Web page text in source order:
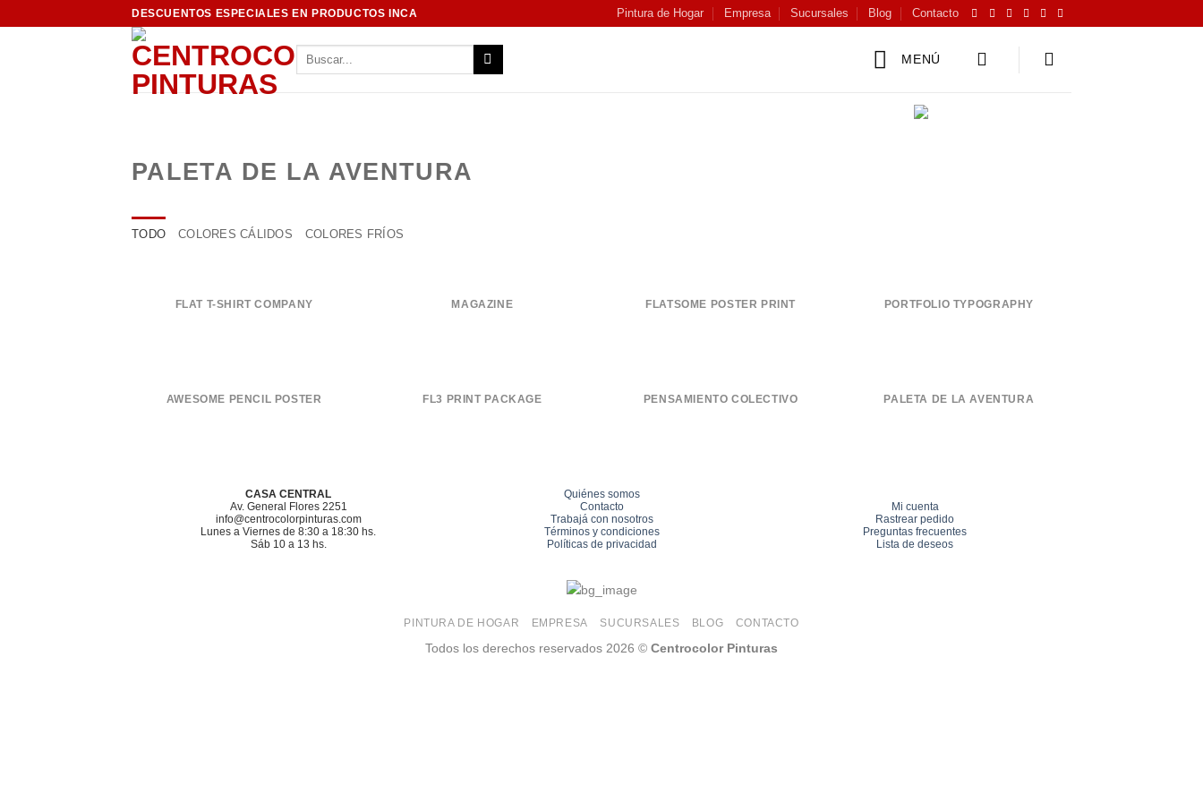
DESCUENTOS ESPECIALES EN PRODUCTOS INCA Pintura de Hogar Empresa Sucursales Blog Contacto
Buscar
MENÚ
PALETA DE LA AVENTURA
TODO COLORES CÁLIDOS COLORES FRÍOS
FLAT T-SHIRT COMPANY MAGAZINE FLATSOME POSTER PRINT PORTFOLIO TYPOGRAPHY
AWESOME PENCIL POSTER FL3 PRINT PACKAGE PENSAMIENTO COLECTIVO PALETA DE LA AVENTURA
CASA CENTRAL
Av. General Flores 2251
info@centrocolorpinturas.com
Lunes a Viernes de 8:30 a 18:30 hs.
Sáb 10 a 13 hs.
Quiénes somos
Contacto
Trabajá con nosotros
Términos y condiciones
Políticas de privacidad
Mi cuenta
Rastrear pedido
Preguntas frecuentes
Lista de deseos
PINTURA DE HOGAR EMPRESA SUCURSALES BLOG CONTACTO
Todos los derechos reservados 2026 © Centrocolor Pinturas